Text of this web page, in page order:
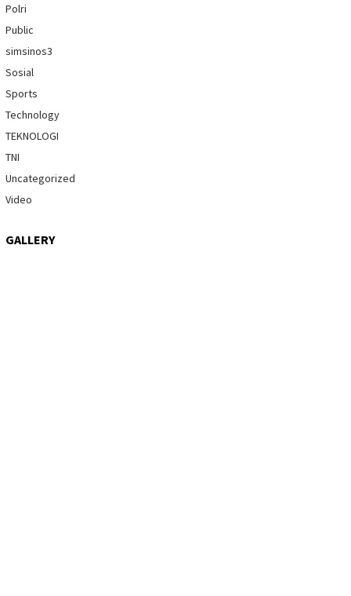
Polri
Public
simsinos3
Sosial
Sports
Technology
TEKNOLOGI
TNI
Uncategorized
Video
GALLERY